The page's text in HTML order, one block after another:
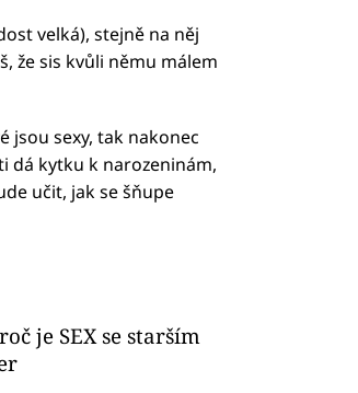
velká), stejně na něj
že sis kvůli němu málem
jsou sexy, tak nakonec
dá kytku k narozeninám,
učit, jak se šňupe
je SEX se starším